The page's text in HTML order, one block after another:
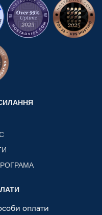
оплати